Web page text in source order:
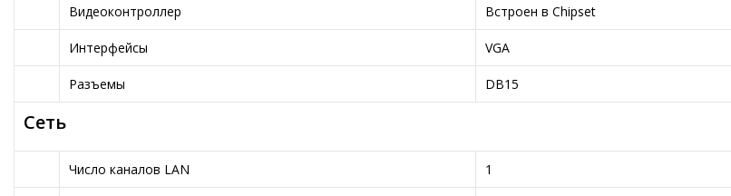
Видеоконтроллер Встроен в Chipset
Интерфейсы VGA
Разъемы DB15
Сеть
Число каналов LAN 1